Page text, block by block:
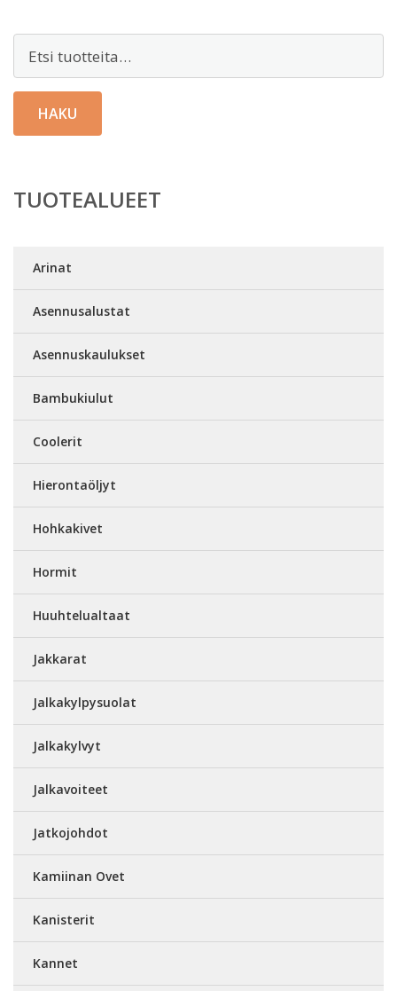
HAKU
TUOTEALUEET
Arinat
Asennusalustat
Asennuskaulukset
Bambukiulut
Coolerit
Hierontaöljyt
Hohkakivet
Hormit
Huuhtelualtaat
Jakkarat
Jalkakylpysuolat
Jalkakylvyt
Jalkavoiteet
Jatkojohdot
Kamiinan Ovet
Kanisterit
Kannet